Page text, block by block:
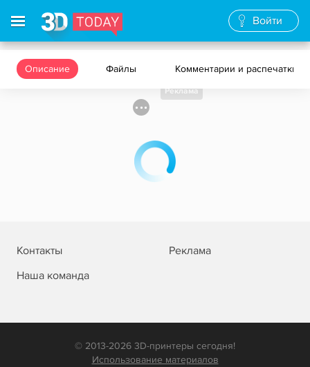
Войти
Описание Файлы Комментарии и распечатки
Реклама
Контакты
Реклама
Наша команда
© 2013-2026 3D-принтеры сегодня!
Использование материалов